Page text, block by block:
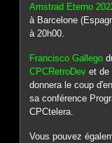
Amstrad Eterno
à Barcelone
à 20h00.
Francisco Gallego
CPCRetroDev et de
donnera le coup
sa conférence
CPCtelera.
Vous pouvez